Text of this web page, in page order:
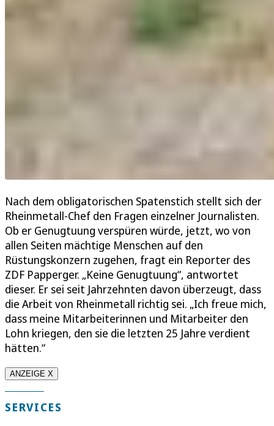
Nach dem obligatorischen Spatenstich stellt sich der
Rheinmetall-Chef den Fragen einzelner Journalisten.
Ob er Genugtuung verspüren würde, jetzt, wo von
allen Seiten mächtige Menschen auf den
Rüstungskonzern zugehen, fragt ein Reporter des
ZDF Papperger. „Keine Genugtuung“, antwortet
dieser. Er sei seit Jahrzehnten davon überzeugt, dass
die Arbeit von Rheinmetall richtig sei. „Ich freue mich,
dass meine Mitarbeiterinnen und Mitarbeiter den
Lohn kriegen, den sie die letzten 25 Jahre verdient
hätten.“
ANZEIGE X
SERVICES